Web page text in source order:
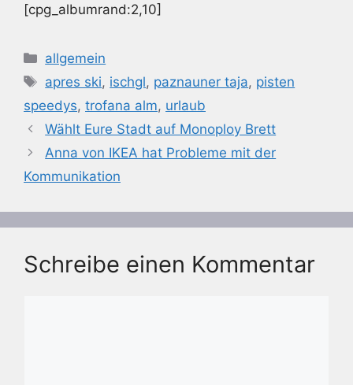
[cpg_albumrand:2,10]
Kategorien
allgemein
Schlagwörter
apres ski, ischgl, paznauner taja, pisten
speedys, trofana alm, urlaub
Wählt Eure Stadt auf Monoploy Brett
Anna von IKEA hat Probleme mit der
Kommunikation
Schreibe einen Kommentar